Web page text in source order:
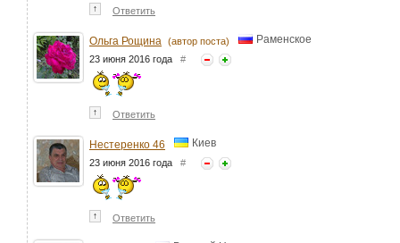
↑ Ответить
Ольга Рощина (автор поста) Раменское
23 июня 2016 года #
↑ Ответить
Нестеренко 46 Киев
23 июня 2016 года #
↑ Ответить